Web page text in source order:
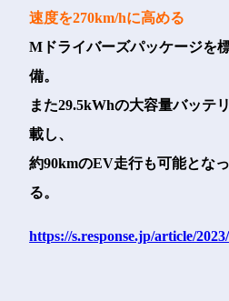
速度を270km/hに高める
Mドライバーズパッケージを
備。
また29.5kWhの大容量バッテ
載し、
約90kmのEV走行も可能とな
る。
https://s.response.jp/article/